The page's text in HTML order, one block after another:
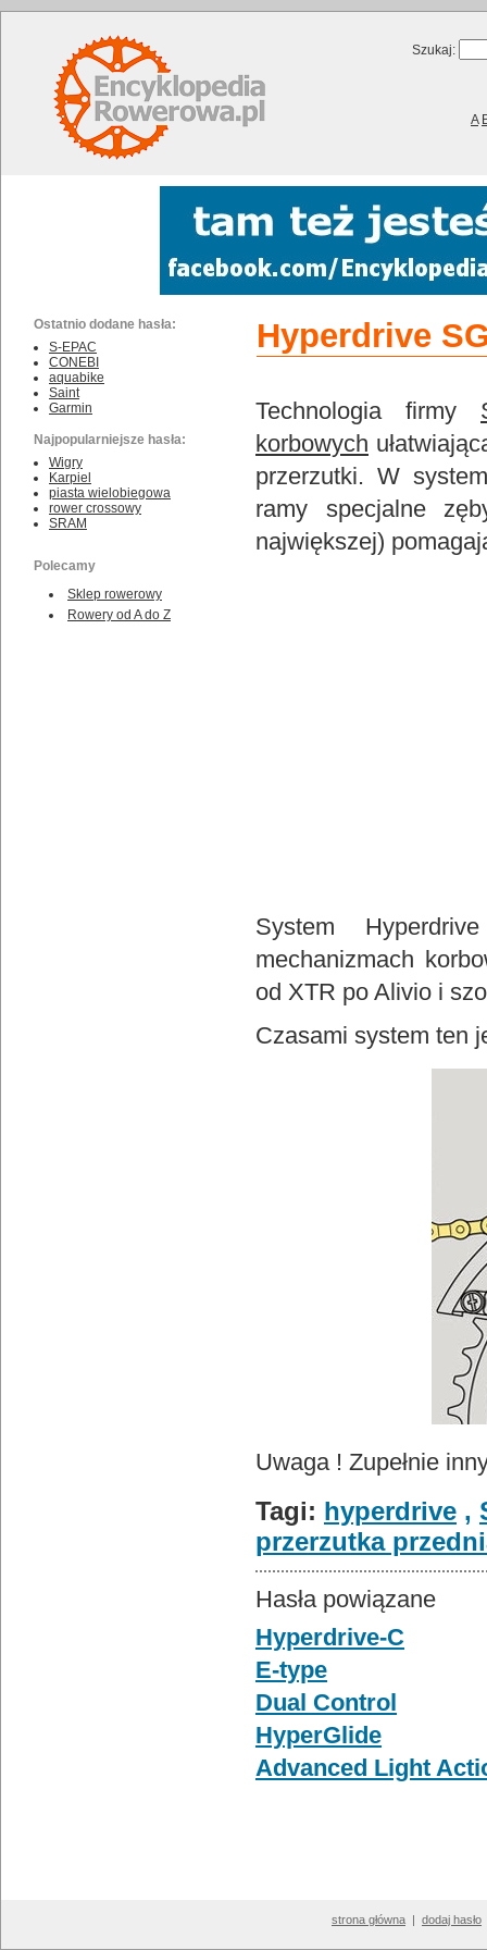
Szukaj:
A
Ostatnio dodane hasła:
S-EPAC
CONEBI
aquabike
Saint
Garmin
Najpopularniejsze hasła:
Wigry
Karpiel
piasta wielobiegowa
rower crossowy
SRAM
Polecamy
Sklep rowerowy
Rowery od A do Z
Hyperdrive
Technologia firmy
korbowych
przerzutki. W
ramy specjalne
największej)
System
mechanizmach
od XTR po Alivio i
Czasami system ten
Uwaga ! Zupełnie
Tagi: hyperdrive ,
przerzutka
Hasła powiązane
Hyperdrive-C
E-type
Dual Control
HyperGlide
Advanced Light
strona główna | dodaj hasło